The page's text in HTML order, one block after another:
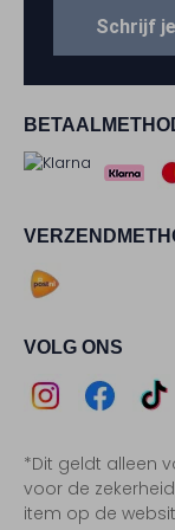
VOLG ONS
Instagram
*Dit geldt alleen
voor de
item op de
Schrijf